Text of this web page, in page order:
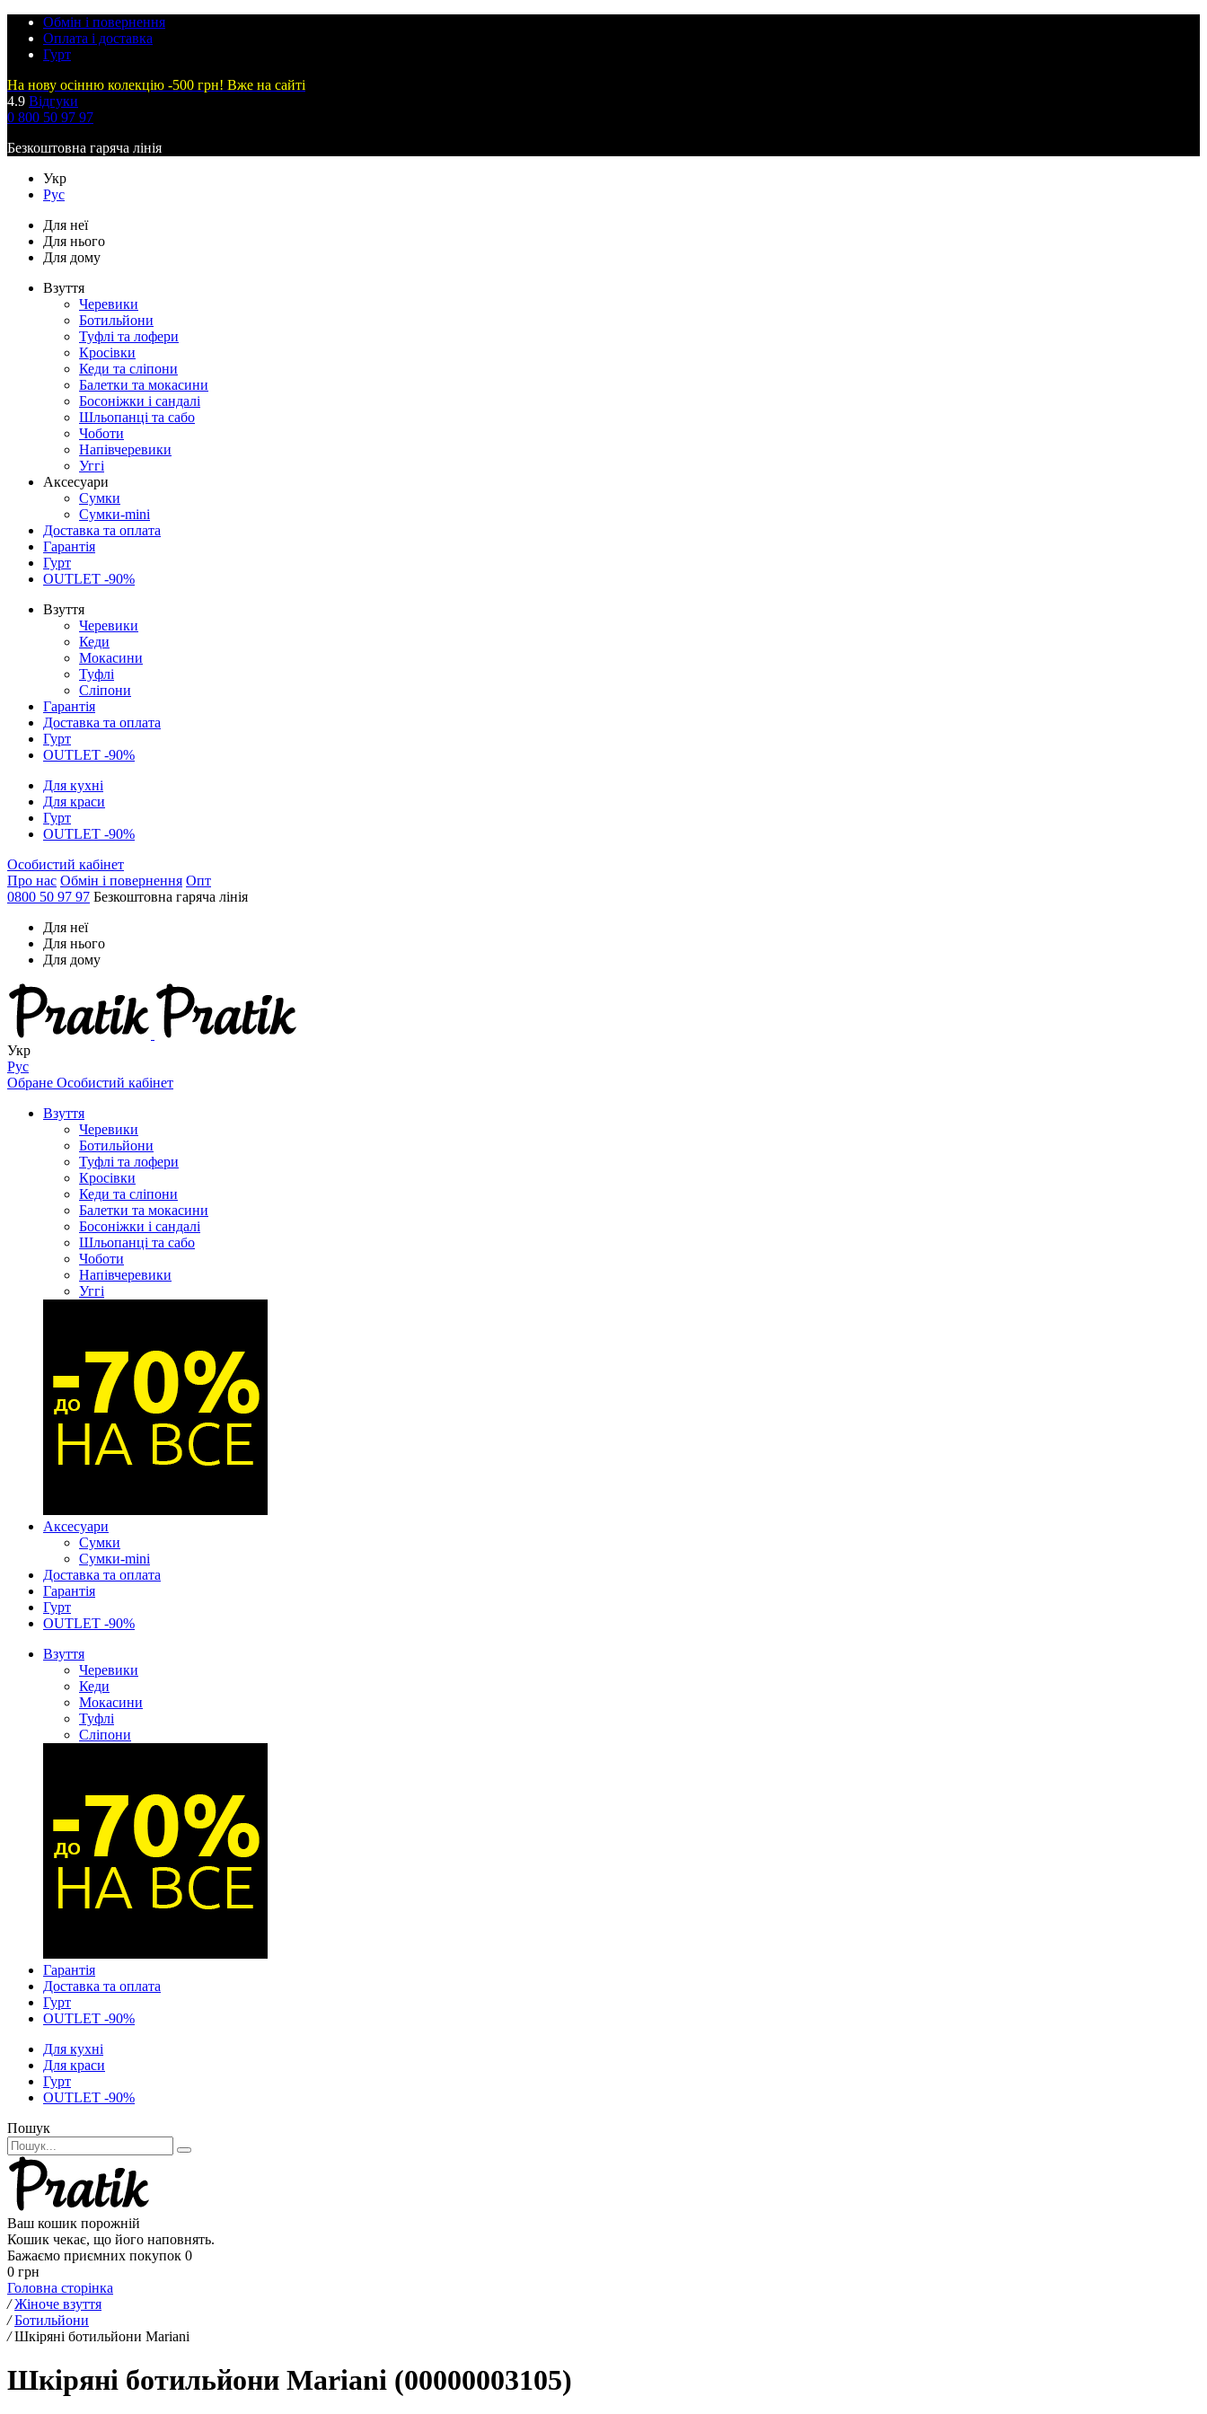
Обмін і повернення
Оплата і доставка
Гурт
На нову осінню колекцію -500 грн! Вже на сайті
4.9 Відгуки
0 800 50 97 97
Безкоштовна гаряча лінія
Укр
Рус
Для неї
Для нього
Для дому
Взуття
Черевики
Ботильйони
Туфлі та лофери
Кросівки
Кеди та сліпони
Балетки та мокасини
Босоніжки і сандалі
Шльопанці та сабо
Чоботи
Напівчеревики
Уггі
Аксесуари
Сумки
Сумки-mini
Доставка та оплата
Гарантія
Гурт
OUTLET -90%
Взуття
Черевики
Кеди
Мокасини
Туфлі
Сліпони
Гарантія
Доставка та оплата
Гурт
OUTLET -90%
Для кухні
Для краси
Гурт
OUTLET -90%
Особистий кабінет
Про нас Обмін і повернення Опт
0800 50 97 97 Безкоштовна гаряча лінія
Для неї
Для нього
Для дому
Укр
Рус
Обране Особистий кабінет
Взуття
Черевики
Ботильйони
Туфлі та лофери
Кросівки
Кеди та сліпони
Балетки та мокасини
Босоніжки і сандалі
Шльопанці та сабо
Чоботи
Напівчеревики
Уггі
Аксесуари
Сумки
Сумки-mini
Доставка та оплата
Гарантія
Гурт
OUTLET -90%
Взуття
Черевики
Кеди
Мокасини
Туфлі
Сліпони
Гарантія
Доставка та оплата
Гурт
OUTLET -90%
Для кухні
Для краси
Гурт
OUTLET -90%
Пошук
Ваш кошик порожній
Кошик чекає, що його наповнять.
Бажаємо приємних покупок 0
0 грн
Головна сторінка
/ Жіноче взуття
/ Ботильйони
/ Шкіряні ботильйони Mariani
Шкіряні ботильйони Mariani (00000003105)